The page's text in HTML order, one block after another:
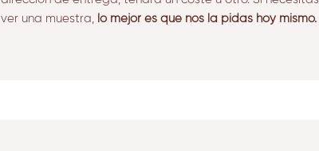
ver una muestra, lo mejor es que nos la pidas hoy mismo.